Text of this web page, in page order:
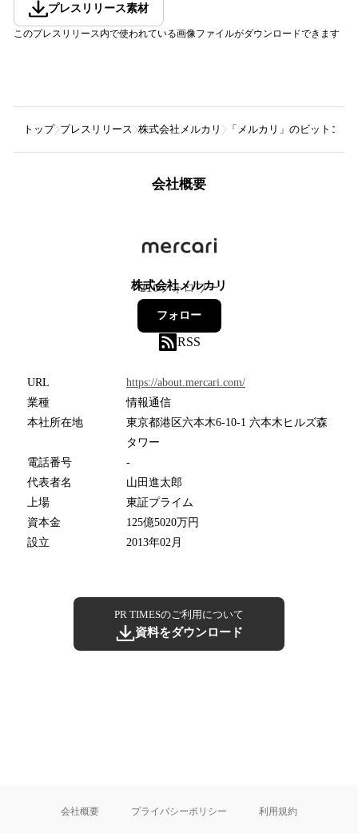
プレスリリース素材
このプレスリリース内で使われている画像ファイルがダウンロードできます
トップ プレスリリース 株式会社メルカリ 「メルカリ」のビットコ
会社概要
株式会社メルカリ
210フォロワー
フォロー
RSS
URL
https://about.mercari.com/
業種
情報通信
本社所在地
東京都港区六本木6-10-1 六本木ヒルズ森
タワー
電話番号
-
代表者名
山田進太郎
上場
東証プライム
資本金
125億5020万円
設立
2013年02月
PR TIMESのご利用について
資料をダウンロード
会社概要 プライバシーポリシー 利用規約